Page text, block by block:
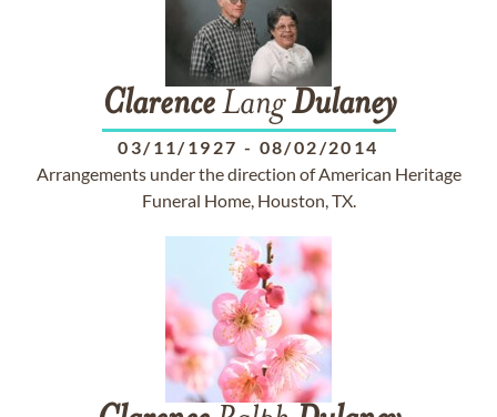
ClarenceLangDulaney
03/11/1927 - 08/02/2014
Arrangements under the direction of American Heritage
Funeral Home, Houston, TX.